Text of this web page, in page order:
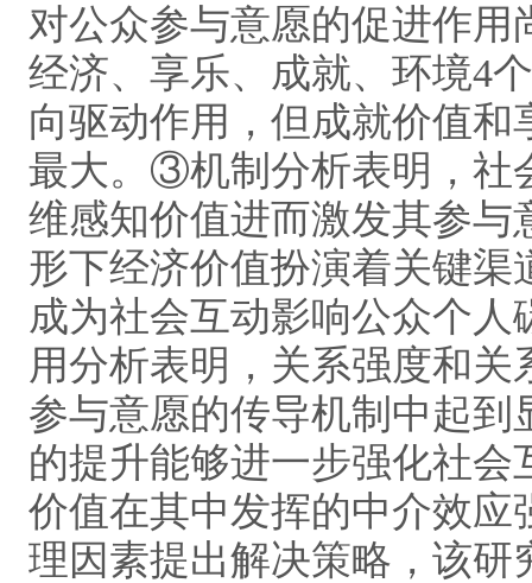
对公众参与意愿的促进作
经济、享乐、成就、环境4
向驱动作用，但成就价值
最大。③机制分析表明，社
维感知价值进而激发其参
形下经济价值扮演着关键
成为社会互动影响公众个
用分析表明，关系强度和
参与意愿的传导机制中起
的提升能够进一步强化社
价值在其中发挥的中介效
理因素提出解决策略，该